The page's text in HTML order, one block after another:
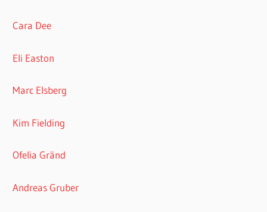
Cara Dee
Eli Easton
Marc Elsberg
Kim Fielding
Ofelia Gränd
Andreas Gruber